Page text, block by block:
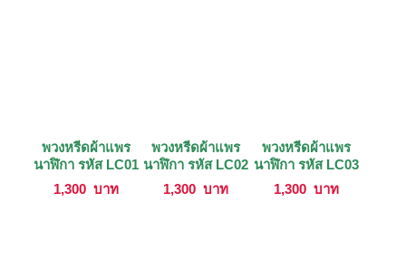
พวงหรีดผ้าแพร
นาฬิกา รหัส LC01
1,300 บาท
พวงหรีดผ้าแพร
นาฬิกา รหัส LC02
1,300 บาท
พวงหรีดผ้าแพร
นาฬิกา รหัส LC03
1,300 บาท